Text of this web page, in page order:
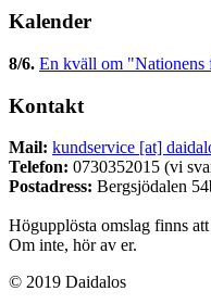
Kalender
8/6. En kväll om "Nationens
Kontakt
Mail: kundservice [at]
Telefon: 0730352015 (vi
Postadress: Bergsjödalen
Högupplösta omslag finns
Om inte, hör av er.
© 2019 Daidalos